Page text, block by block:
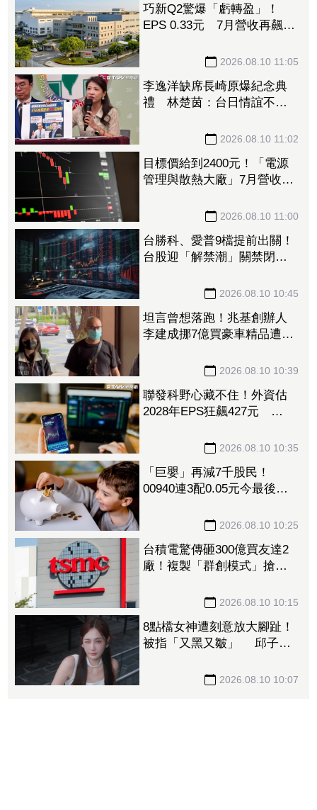
巧新Q2驚爆「虧轉盈」！
EPS 0.33元 7月營收再飆逾
2026.08.10 11:05
李逸洋缺席長崎原爆紀念典
禮 林楚茵：台日情誼不該
2026.08.10 11:02
目標價給到2400元！「電源
管理與散熱大廠」7月營收揭
近3股本領漲
2026.08.10 11:00
台勝科、愛普9檔提前出關！
台股迎「解禁潮」關禁閉新
2026.08.10 10:45
坦言曾想落跑！兆基創辦人
李建成挪7億買豪車精品遭羈
2026.08.10 10:39
聯發科野心藏不住！外資估
2028年EPS狂飆427元
收上看160億美元2026.08.10 10:35
「巨嬰」再減7千股民！
00940連3配0.05元今最後買
2026.08.10 10:25
台積電驚傳砸300億買友達2
廠！複製「群創模式」搶攻
2026.08.10 10:15
8點檔女神遭刻意放大腳趾！
被指「又黑又皺」 邱子芯
2026.08.10 10:07